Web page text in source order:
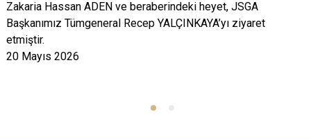
Zakaria Hassan ADEN ve beraberindeki heyet, JSGA
Başkanımız Tümgeneral Recep YALÇINKAYA’yı ziyaret
etmiştir.
20 Mayıs 2026